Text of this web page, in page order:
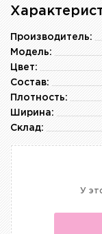
Производитель:
Модель:
Цвет:
Состав:
Плотность:
Ширина:
Склад:
У